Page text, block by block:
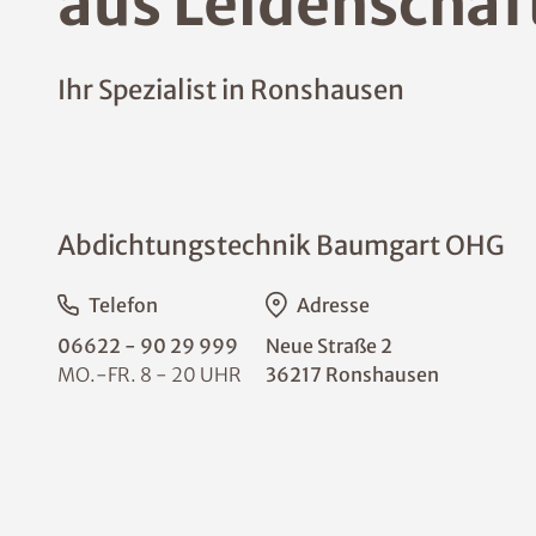
Ihr Spezialist in Ronshausen
Abdichtungstechnik Baumgart OHG
Telefon
06622 - 90 29 999
MO.-FR. 8 - 20 UHR
Adresse
Neue Straße 2
36217 Ronshausen